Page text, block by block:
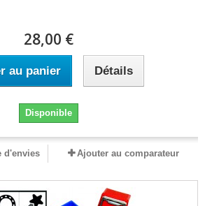
28,00 €
au panier Détails
Disponible
d'envies Ajouter au comparateur